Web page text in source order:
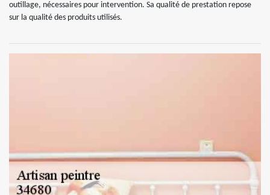
outillage, nécessaires pour intervention. Sa qualité de prestation repose
sur la qualité des produits utilisés.